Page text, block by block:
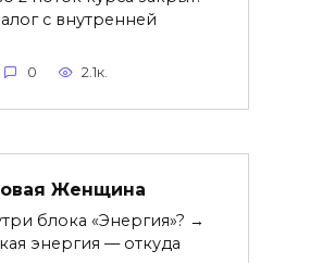
с внутренней
0 2.1к.
Женщина
блока «Энергия»? →
энергия — откуда